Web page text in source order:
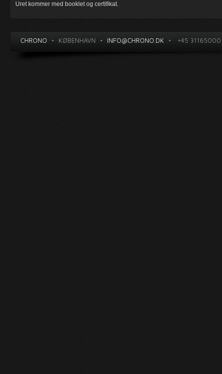
Uret kommer med booklet og certifikat.
CHRONO • KØBENHAVN • INFO@CHRONO.DK • +45 31165000